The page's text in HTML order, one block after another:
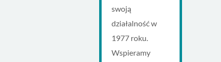
swoją
działalność w
1977 roku.
Wspieramy